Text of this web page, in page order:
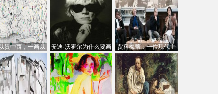
贯中西，一画以
：吴冠中的绘画
创
安迪·沃霍尔为什么要画
芭比
贾科梅蒂：一位现代主
义的“当代”艺术家